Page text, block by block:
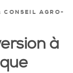
CONSEIL AGRO-
à